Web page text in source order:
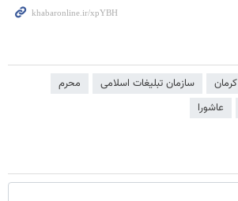
کرمان سازمان تبلیغات اسلامی
محرم
عاشورا